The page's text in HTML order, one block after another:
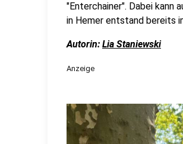
"Enterchainer". Dabei kann
in Hemer entstand bereits
Autorin: Lia Staniewski
Anzeige